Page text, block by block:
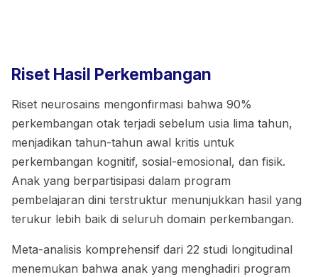
Riset Hasil Perkembangan
Riset neurosains mengonfirmasi bahwa 90%
perkembangan otak terjadi sebelum usia lima tahun,
menjadikan tahun-tahun awal kritis untuk
perkembangan kognitif, sosial-emosional, dan fisik.
Anak yang berpartisipasi dalam program
pembelajaran dini terstruktur menunjukkan hasil yang
terukur lebih baik di seluruh domain perkembangan.
Meta-analisis komprehensif dari 22 studi longitudinal
menemukan bahwa anak yang menghadiri program